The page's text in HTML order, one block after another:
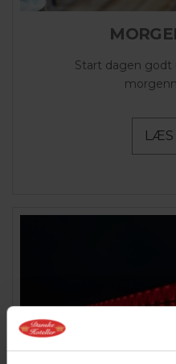
Start dagen godt
LÆS